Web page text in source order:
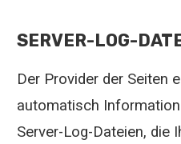
SERVER-LOG-
Der Provider der Seiten
automatisch
Server-Log-Dateien, die